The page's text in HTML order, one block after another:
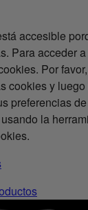
accesible
Para acceder
Por
cookies y
preferencias
la